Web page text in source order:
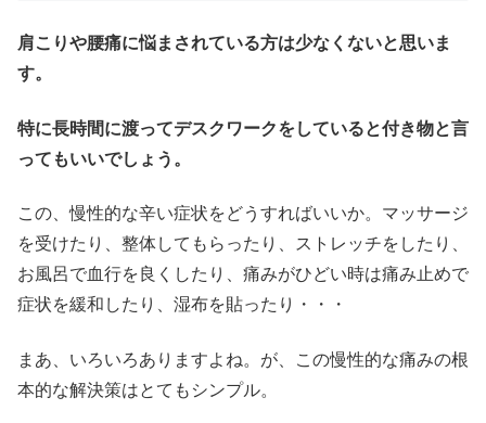
肩こりや腰痛に悩まされている方は少なくないと思いま
す。
特に長時間に渡ってデスクワークをしていると付き物と言
ってもいいでしょう。
この、慢性的な辛い症状をどうすればいいか。マッサージ
を受けたり、整体してもらったり、ストレッチをしたり、
お風呂で血行を良くしたり、痛みがひどい時は痛み止めで
症状を緩和したり、湿布を貼ったり・・・
まあ、いろいろありますよね。が、この慢性的な痛みの根
本的な解決策はとてもシンプル。